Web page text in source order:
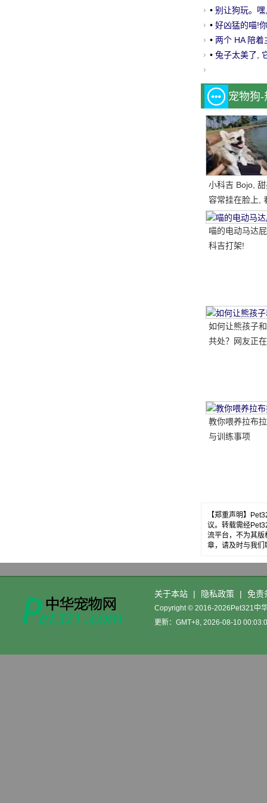
• 别让狗玩。
• 好凶猛的喵!
• 两个 HA 陪
口.....。
• 兔子太美了,
宠物狗
小科吉 Bojo,
容常挂在脸上,
每天都是超级
笑的小短腿, 太
喵的电动马达
科吉打架!
如何让熊孩子
共处？网友正
教你喂养拉布
与训练事项
【郑重声明】
议。转载需经
流平台，不为其
章，请及时与我
关于本站 | 隐私政策 | 免责
Copyright © 2016-2026Pet321中
更新：GMT+8, 2026-08-10